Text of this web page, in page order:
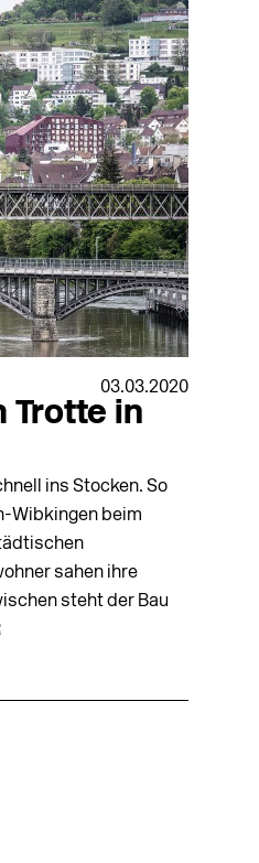
03.03.2020
Trotte in
ins Stocken. So
Wibkingen beim
sahen ihre
steht der Bau